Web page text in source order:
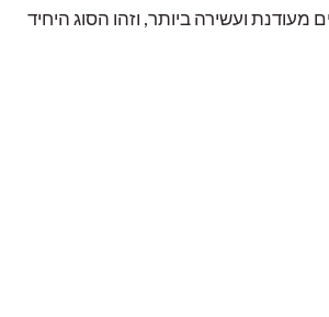
מעודנת ועשירה ביותר, וזהו הסוג היחיד